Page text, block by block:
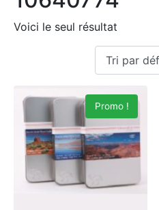
Voici le seul résultat
Promo !